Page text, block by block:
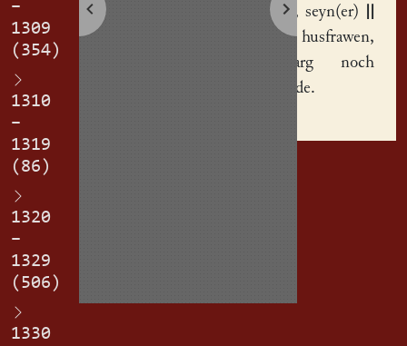
–
1309
(354)
1310
–
1319
(86)
1320
–
1329
(506)
1330
Barbaran , seyn(er)
elichin husfrawen,
20 marg noch
seyme tode.